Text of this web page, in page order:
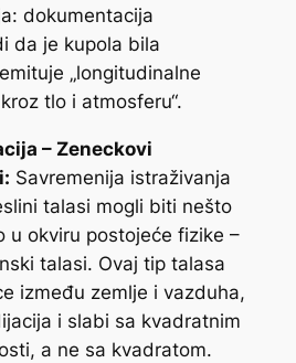
dokumentacija
da je kupola bila
„longitudinalne
tlo i atmosferu“.
– Zeneckovi
Savremenija istraživanja
talasi mogli biti nešto
u okviru postojeće fizike –
talasi. Ovaj tip talasa
između zemlje i vazduha,
i slabi sa kvadratnim
a ne sa kvadratom.